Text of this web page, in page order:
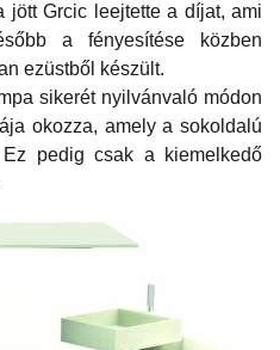
jött Grcic leejtette a díjat, ami
a fényesítése közben
ezüstből készült.
sikerét nyilvánvaló módon
okozza, amely a sokoldalú
Ez pedig csak a kiemelkedő